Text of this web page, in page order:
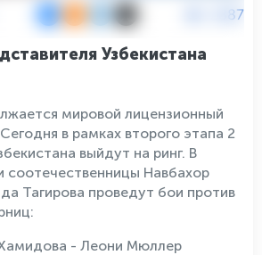
2387
Узбекистана
мировой лицензионный
в рамках второго этапа 2
выйдут на ринг. В
соотечественницы Навбахор
Тагирова проведут бои против
- Леони Мюллер